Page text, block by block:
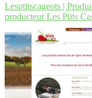
Lesptits­ca­geots |
producteur Les Ptits